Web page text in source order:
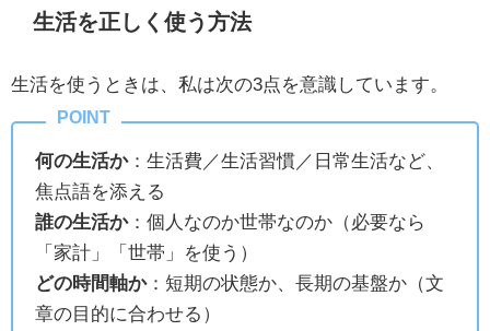
生活を正しく使う方法
生活を使うときは、私は次の3点を意識しています。
何の生活か：生活費／生活習慣／日常生活など、
焦点語を添える
誰の生活か：個人なのか世帯なのか（必要なら
「家計」「世帯」を使う）
どの時間軸か：短期の状態か、長期の基盤か（文
章の目的に合わせる）